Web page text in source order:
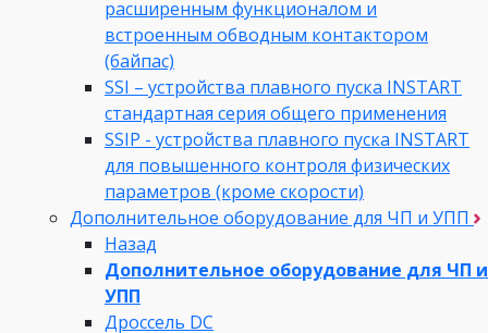
расширенным функционалом и
встроенным обводным контактором
(байпас)
SSI – устройства плавного пуска INSTART
стандартная серия общего применения
SSIP - устройства плавного пуска INSTART
для повышенного контроля физических
параметров (кроме скорости)
Дополнительное оборудование для ЧП и УПП
Назад
Дополнительное оборудование для ЧП и
УПП
Дроссель DC